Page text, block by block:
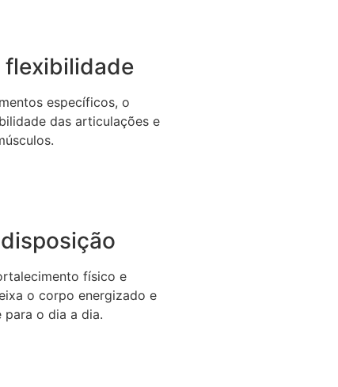
flexibilidade
específicos, o
das articulações e
físico e
o corpo energizado e
o dia a dia.